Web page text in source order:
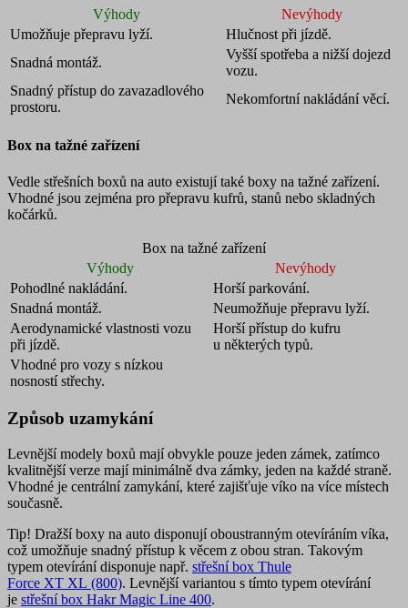
Výhody
Nevýhody
Umožňuje přepravu lyží.
Hlučnost při jízdě.
Snadná montáž.
Vyšší spotřeba a nižší dojezd
vozu.
Snadný přístup do zavazadlového
prostoru.
Nekomfortní nakládání věcí.
Box na tažné zařízení
Vedle střešních boxů na auto existují také boxy na tažné zařízení.
Vhodné jsou zejména pro přepravu kufrů, stanů nebo skladných
kočárků.
Box na tažné zařízení
Výhody
Nevýhody
Pohodlné nakládání.
Horší parkování.
Snadná montáž.
Neumožňuje přepravu lyží.
Aerodynamické vlastnosti vozu
při jízdě.
Horší přístup do kufru
u některých typů.
Vhodné pro vozy s nízkou
nosností střechy.
Způsob uzamykání
Levnější modely boxů mají obvykle pouze jeden zámek, zatímco
kvalitnější verze mají minimálně dva zámky, jeden na každé straně.
Vhodné je centrální zamykání, které zajišťuje víko na více místech
současně.
Tip! Dražší boxy na auto disponují oboustranným otevíráním víka,
což umožňuje snadný přístup k věcem z obou stran. Takovým
typem otevírání disponuje např. střešní box Thule
Force XT XL (800). Levnější variantou s tímto typem otevírání
je střešní box Hakr Magic Line 400.